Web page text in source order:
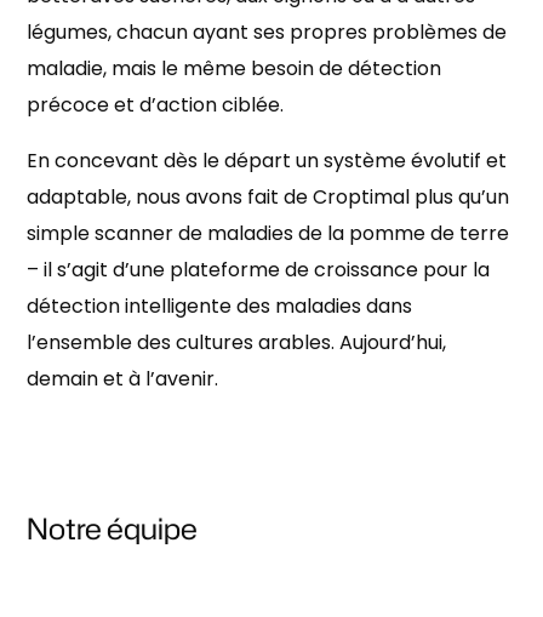
légumes, chacun ayant ses propres problèmes de
maladie, mais le même besoin de détection
précoce et d’action ciblée.
En concevant dès le départ un système évolutif et
adaptable, nous avons fait de Croptimal plus qu’un
simple scanner de maladies de la pomme de terre
– il s’agit d’une plateforme de croissance pour la
détection intelligente des maladies dans
l’ensemble des cultures arables. Aujourd’hui,
demain et à l’avenir.
Notre équipe